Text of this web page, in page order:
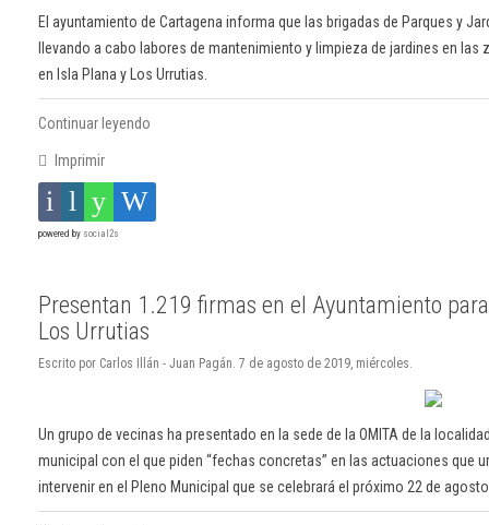
El ayuntamiento de Cartagena informa que las brigadas de Parques y
llevando a cabo labores de mantenimiento y limpieza de jardines en
en Isla Plana y Los Urrutias.
Continuar leyendo
Imprimir
powered by social2s
Presentan 1.219 firmas en el Ayuntamiento
Los Urrutias
Escrito por Carlos Illán - Juan Pagán. 7 de agosto de 2019, miércoles.
Un grupo de vecinas ha presentado en la sede de la OMITA de la
municipal con el que piden “fechas concretas” en las actuaciones que
intervenir en el Pleno Municipal que se celebrará el próximo 22 de